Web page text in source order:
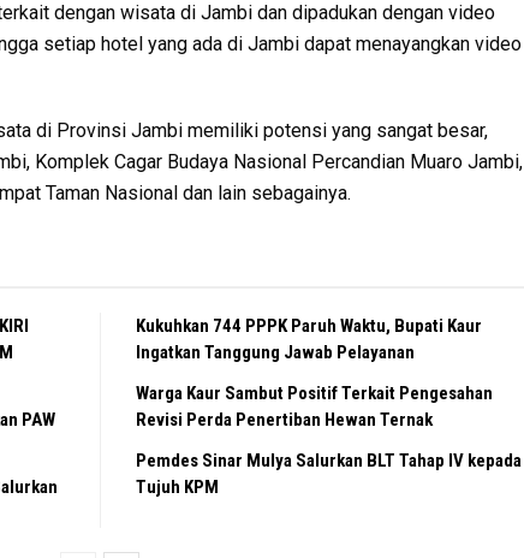
dengan wisata di Jambi dan dipadukan dengan video
setiap hotel yang ada di Jambi dapat menayangkan video
di Provinsi Jambi memiliki potensi yang sangat besar,
Komplek Cagar Budaya Nasional Percandian Muaro Jambi,
Taman Nasional dan lain sebagainya.
PAW
Kukuhkan 744 PPPK Paruh Waktu, Bupati Kaur
Ingatkan Tanggung Jawab Pelayanan
Warga Kaur Sambut Positif Terkait Pengesahan
Revisi Perda Penertiban Hewan Ternak
Pemdes Sinar Mulya Salurkan BLT Tahap IV kepada
Tujuh KPM